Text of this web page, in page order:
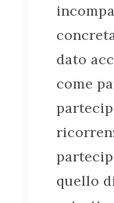
dato
come
quello